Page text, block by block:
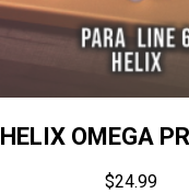
HELIX OMEGA
$24.99